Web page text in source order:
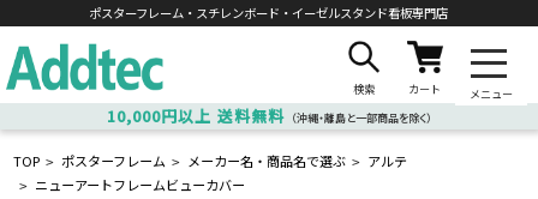
ポスターフレーム・スチレンボード・ イーゼルスタンド看板専門店
検索 カート メニュー
10,000円以上 送料無料 （沖縄・離島と一部商品を除く）
TOP > ポスターフレーム > メーカー名・商品名で選ぶ > アルテ
> ニューアートフレームビューカバー